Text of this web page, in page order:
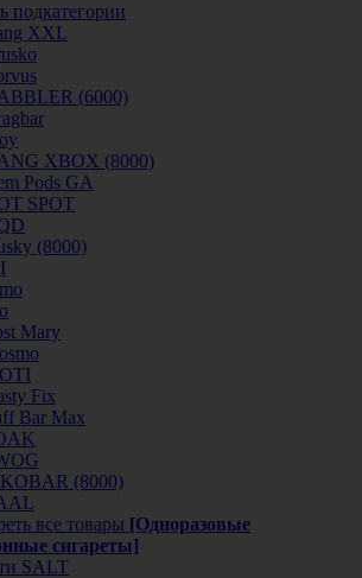
подкатегории
XXL
(6000)
XBOX (8000)
Pods GA
SPOT
(8000)
Mary
Fix
Bar Max
(8000)
все товары [Одноразовые
сигареты]
SALT